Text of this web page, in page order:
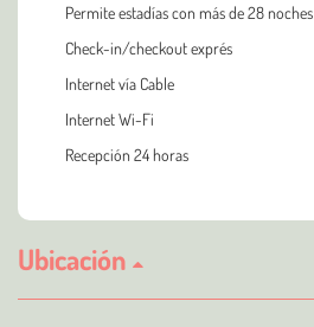
Permite estadías con más de 28 noches
Check-in/checkout exprés
Internet vía Cable
Internet Wi-Fi
Recepción 24 horas
Ubicación